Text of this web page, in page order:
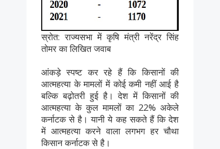
स्रोत: राज्यसभा में कृषि मंत्री नरेंद्र सिंह
तोमर का लिखित जवाब
आंकड़े स्पष्ट कर रहे हैं कि किसानों की
आत्महत्या के मामलों में कोई कमी नहीं आई है
बल्कि बढ़ोतरी हुई है। देश में किसानों की
आत्महत्या के कुल मामलों का 22% अकेले
कर्नाटक से है। यानी ये कह सकते हैं कि देश
में आत्महत्या करने वाला लगभग हर चौथा
किसान कर्नाटक से है।